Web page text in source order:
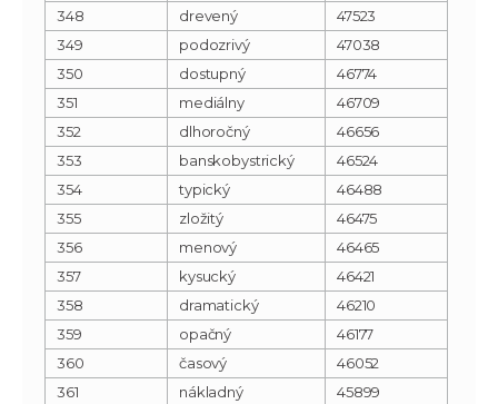
348
drevený
47523
349
podozrivý
47038
350
dostupný
46774
351
mediálny
46709
352
dlhoročný
46656
353
banskobystrický
46524
354
typický
46488
355
zložitý
46475
356
menový
46465
357
kysucký
46421
358
dramatický
46210
359
opačný
46177
360
časový
46052
361
nákladný
45899